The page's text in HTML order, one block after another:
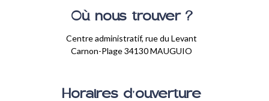
Où nous trouver ?
Centre administratif, rue du Levant
Carnon-Plage 34130 MAUGUIO
Horaires d'ouverture